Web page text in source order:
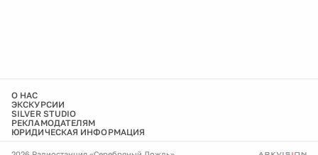
О НАС
ЭКСКУРСИИ
SILVER STUDIO
РЕКЛАМОДАТЕЛЯМ
ЮРИДИЧЕСКАЯ ИНФОРМАЦИЯ